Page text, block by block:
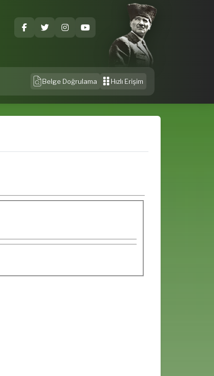
Belge Doğrulama Hızlı Erişim